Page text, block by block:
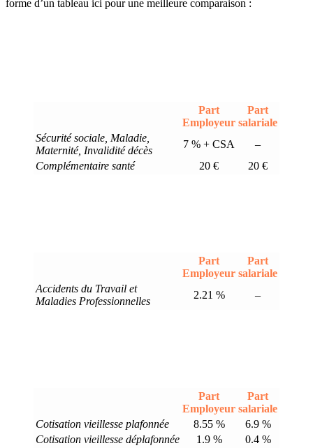
forme d’un tableau ici pour une meilleure comparaison :
Part
Employeur
Part
salariale
Sécurité sociale, Maladie,
Maternité, Invalidité décès
7 % + CSA
–
Complémentaire santé
20 € 20 €
Part
Employeur
Part
salariale
Accidents du Travail et
Maladies Professionnelles
2.21 % –
Part
Employeur
Part
salariale
Cotisation vieillesse plafonnée
8.55 %
6.9 %
Cotisation vieillesse déplafonnée
1.9 %
0.4 %